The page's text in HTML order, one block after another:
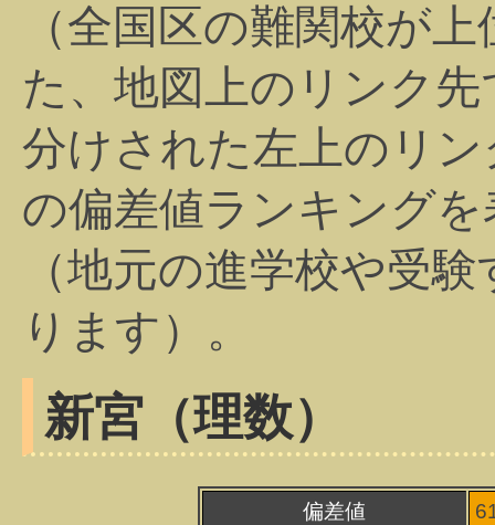
（全国区の難関校が
た、地図上のリンク
分けされた左上のリ
の偏差値ランキング
（地元の進学校や受
ります）。
新宮（理数）
偏差値